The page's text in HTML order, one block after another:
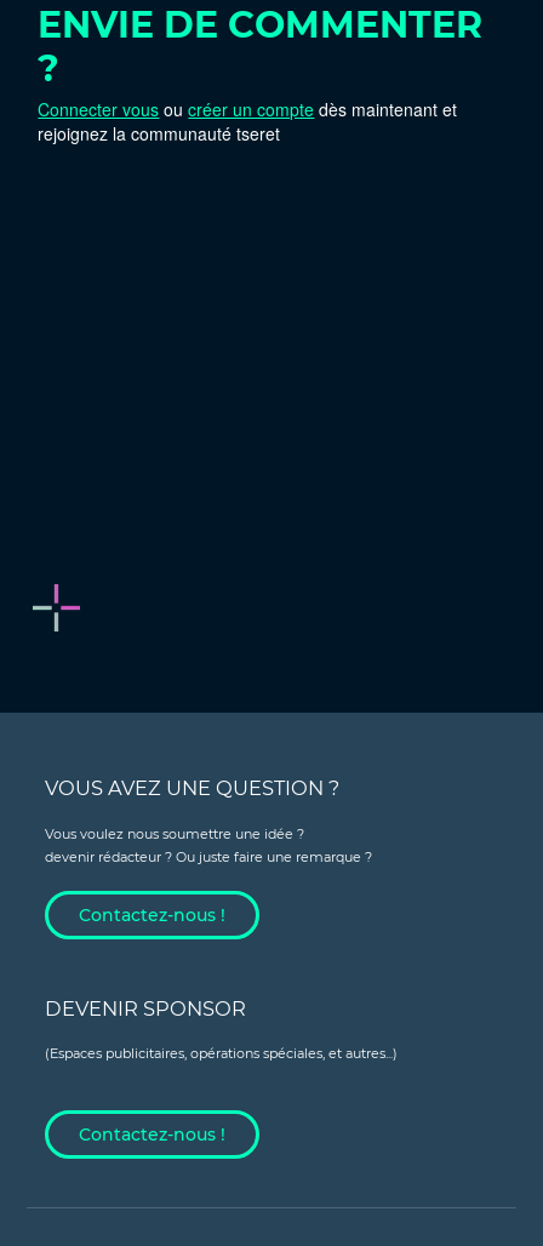
ENVIE DE COMMENTER
?
Connecter vous oucréer un compte dès maintenant et
rejoignez la communauté tseret
VOUS AVEZ UNE QUESTION ?
Vous voulez nous soumettre une idée ?
devenir rédacteur ? Ou juste faire une remarque ?
Contactez-nous !
DEVENIR SPONSOR
(Espaces publicitaires, opérations spéciales, et autres...)
Contactez-nous !